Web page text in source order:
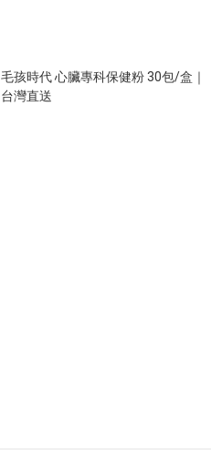
毛孩時代 心臟專科保健粉 30包/盒｜
台灣直送